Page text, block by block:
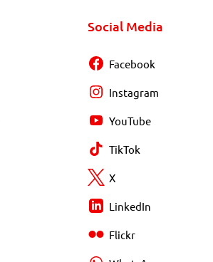
Social Media
Facebook
Instagram
YouTube
TikTok
X
LinkedIn
Flickr